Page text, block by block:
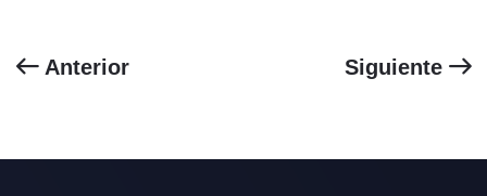
Anterior Siguiente